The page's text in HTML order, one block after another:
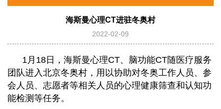
海斯曼心理CT进驻冬奥村
2022-02-09
1月18日，海斯曼心理CT、脑功能CT随医疗服务
团队进入北京冬奥村，用以协助对冬奥工作人员、参
会人员、志愿者等相关人员的心理健康筛查和认知功
能检测等任务。